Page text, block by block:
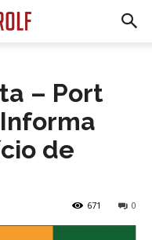
– Port
de
0
671